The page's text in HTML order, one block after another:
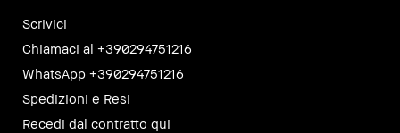
Scrivici
Chiamaci al +390294751216
WhatsApp +390294751216
Spedizioni e Resi
Recedi dal contratto qui